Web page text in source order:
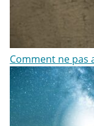
Comment ne pas